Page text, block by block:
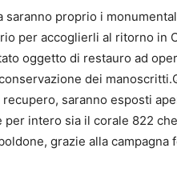
saranno proprio i
per accoglierli al ritorno in
oggetto di restauro ad
dei
saranno esposti
intero sia il corale 822
grazie alla